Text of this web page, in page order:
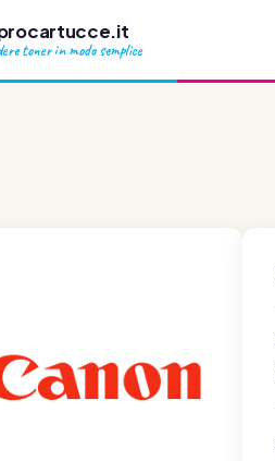
toner in modo semplice